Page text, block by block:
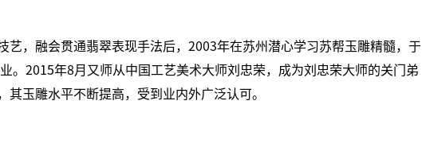
艺，融会贯通翡翠表现手法后，2003年在苏州潜心学习苏帮玉雕精髓，于
。2015年8月又师从中国工艺美术大师刘忠荣，成为刘忠荣大师的关门弟
玉雕水平不断提高，受到业内外广泛认可。